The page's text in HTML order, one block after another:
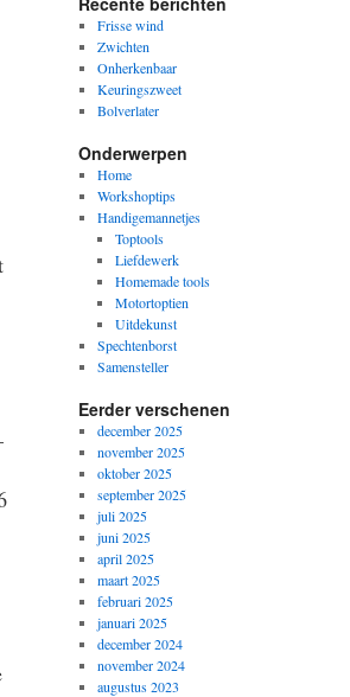
Frisse wind
Zwichten
Onherkenbaar
Keuringszweet
Bolverlater
Onderwerpen
Home
Workshoptips
Handigemannetjes
Toptools
Liefdewerk
Homemade tools
Motortoptien
Uitdekunst
Spechtenborst
Samensteller
Eerder verschenen
december 2025
november 2025
oktober 2025
september 2025
juli 2025
juni 2025
april 2025
maart 2025
februari 2025
januari 2025
december 2024
november 2024
augustus 2023